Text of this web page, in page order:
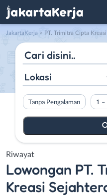
JakartaKerja > PT. Trimitra Cipta
Lokasi
Tanpa Pengalaman 1 –
Riwayat
Lowongan PT.
Kreasi